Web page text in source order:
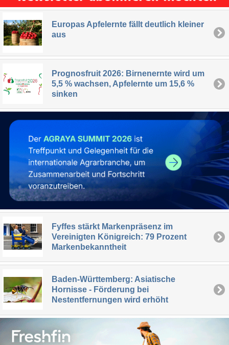
Europas Apfelernte fällt deutlich kleiner
aus
Prognosfruit 2026: Birnenernte wird um
5,5 % wachsen, Apfelernte um 15,6 %
sinken
Fyffes stärkt Markenpräsenz im
Vereinigten Königreich: 79 Prozent
Markenbekanntheit
Baden-Württemberg: Asiatische
Hornisse - Förderung bei
Nestentfernungen wird erhöht